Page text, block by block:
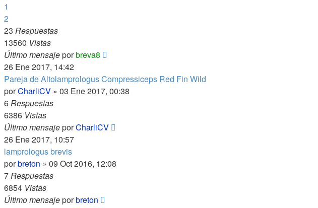
1
2
23 Respuestas
13560 Vistas
Último mensajeporbreva8
26 Ene 2017, 14:42
Pareja de Altolamprologus Compressiceps Red Fin Wild
porCharliCV » 03 Ene 2017, 00:38
6Respuestas
6386 Vistas
Último mensajeporCharliCV
26 Ene 2017, 10:57
lamprologus brevis
porbreton » 09 Oct 2016, 12:08
7Respuestas
6854 Vistas
Último mensajeporbreton